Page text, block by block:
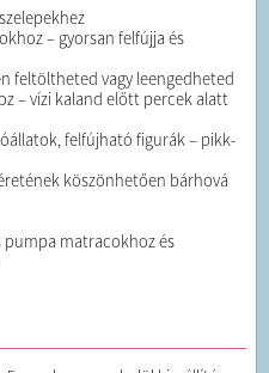
– gyorsan felfújja és
feltöltheted vagy leengedheted
– vízi kaland előtt percek alatt
felfújható figurák – pikk-
köszönhetően bárhová
pumpa matracokhoz és